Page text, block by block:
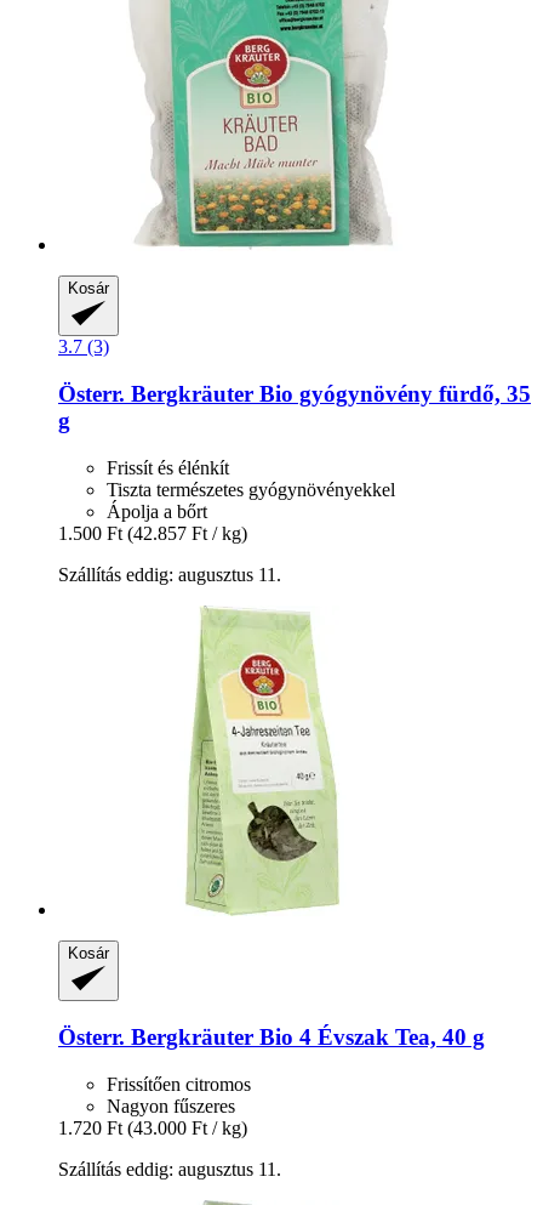
Kosár
3.7 (3)
Österr. Bergkräuter Bio gyógynövény fürdő, 35
g
Frissít és élénkít
Tiszta természetes gyógynövényekkel
Ápolja a bőrt
1.500 Ft (42.857 Ft / kg)
Szállítás eddig: augusztus 11.
Kosár
Österr. Bergkräuter Bio 4 Évszak Tea, 40 g
Frissítően citromos
Nagyon fűszeres
1.720 Ft (43.000 Ft / kg)
Szállítás eddig: augusztus 11.